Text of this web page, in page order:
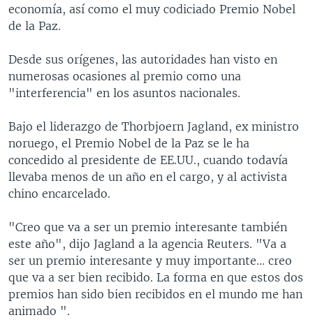
economía, así como el muy codiciado Premio Nobel
de la Paz.
Desde sus orígenes, las autoridades han visto en
numerosas ocasiones al premio como una
"interferencia" en los asuntos nacionales.
Bajo el liderazgo de Thorbjoern Jagland, ex ministro
noruego, el Premio Nobel de la Paz se le ha
concedido al presidente de EE.UU., cuando todavía
llevaba menos de un año en el cargo, y al activista
chino encarcelado.
"Creo que va a ser un premio interesante también
este año", dijo Jagland a la agencia Reuters. "Va a
ser un premio interesante y muy importante... creo
que va a ser bien recibido. La forma en que estos dos
premios han sido bien recibidos en el mundo me han
animado ".